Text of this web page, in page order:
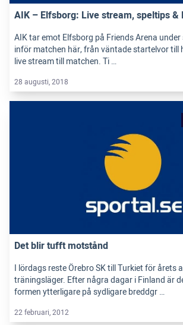
AIK – Elfsborg: Live stream, speltips
AIK tar emot Elfsborg på Friends Arena
inför matchen här, från väntade startelvor till
live stream till matchen. Ti …
28 augusti, 2018
Det blir tufft motstånd
I lördags reste Örebro SK till Turkiet för årets
träningsläger. Efter några dagar i Finland är
formen ytterligare på sydligare breddgr …
22 februari, 2012